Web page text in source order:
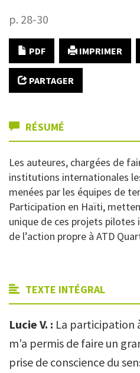
p. 28-30
PDF IMPRIMER
PARTAGER
RÉSUMÉ
Les auteures, chargées de
institutions internationales
menées par les équipes de
Participation en Haïti,
unique de ces projets pilotes
de l’action propre à ATD
TEXTE INTÉGRAL
Lucie V. : La participation
m’a permis de faire un
prise de conscience du